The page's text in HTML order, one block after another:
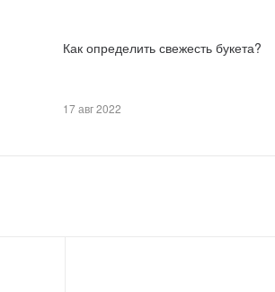
Как определить свежесть букета?
17 авг 2022